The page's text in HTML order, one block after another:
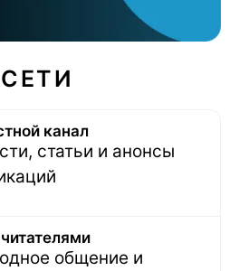
канал
статьи и анонсы
общение и